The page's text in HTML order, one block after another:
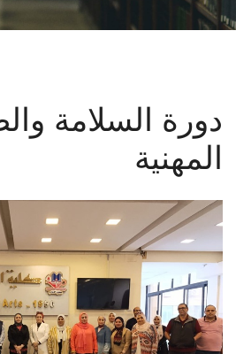
دورة السلامة
المهنية